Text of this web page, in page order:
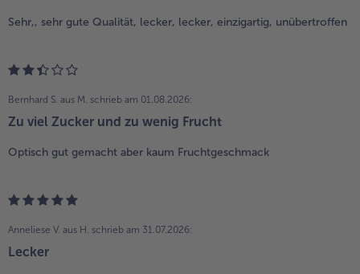
Sehr,, sehr gute Qualität, lecker, lecker, einzigartig, unübertroffen
Bernhard S. aus M. schrieb am 01.08.2026:
Zu viel Zucker und zu wenig Frucht
Optisch gut gemacht aber kaum Fruchtgeschmack
Anneliese V. aus H. schrieb am 31.07.2026:
Lecker